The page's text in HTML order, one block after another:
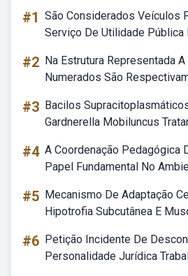
#1 São Considerados Veículos
Serviço De Utilidade Pública
#2 Na Estrutura Representada
Numerados São
#3 Bacilos
Gardnerella Mobiluncus
#4 A Coordenação Pedagógica
Papel Fundamental No
#5 Mecanismo De Adaptação
Hipotrofia Subcutânea E
#6 Petição Incidente De
Personalidade Jurídica